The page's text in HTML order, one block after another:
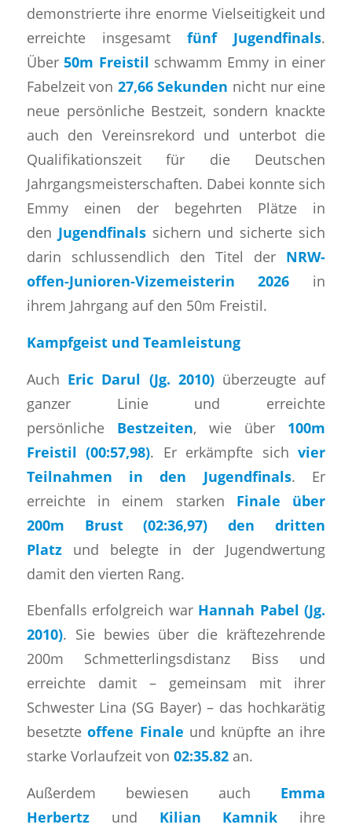
demonstrierte ihre enorme Vielseitigkeit und
erreichte insgesamtfünf Jugendfinals.
Über50m Freistil schwamm Emmy in einer
Fabelzeit von 27,66 Sekunden nicht nur eine
neue persönliche Bestzeit, sondern knackte
auch den Vereinsrekord und unterbot die
Qualifikationszeit für die Deutschen
Jahrgangsmeisterschaften. Dabei konnte sich
Emmy einen der begehrten Plätze in
den Jugendfinals sichern und sicherte sich
darin schlussendlich den Titel der NRW-
offen-Junioren-Vizemeisterin 2026 in
ihrem Jahrgang auf den 50m Freistil.
Kampfgeist und Teamleistung
​Auch Eric Darul (Jg. 2010)überzeugte auf
ganzer Linie und erreichte
persönliche Bestzeiten, wie über 100m
Freistil (00:57,98). Er erkämpfte sichvier
Teilnahmen in den Jugendfinals. Er
erreichte in einem starken Finale über
200m Brust (02:36,97) den dritten
Platzund belegte in der Jugendwertung
damit den vierten Rang.
​Ebenfalls erfolgreich war Hannah Pabel (Jg.
2010). Sie bewies über die kräftezehrende
200m Schmetterlingsdistanz Biss und
erreichte damit – gemeinsam mit ihrer
Schwester Lina (SG Bayer) – das hochkarätig
besetzteoffene Finale und knüpfte an ihre
starke Vorlaufzeit von 02:35.82an.
​Außerdem bewiesen auch Emma
Herbertzund Kilian Kamnik ihre